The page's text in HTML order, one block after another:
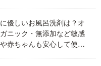
優しいお風呂洗剤は？オ
ニック・無添加など敏感
赤ちゃんも安心して使え